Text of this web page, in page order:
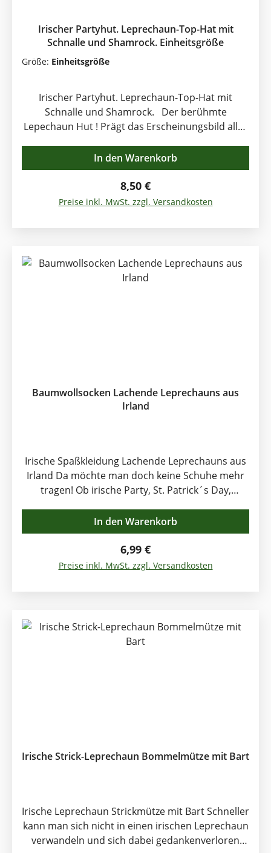
Irischer Partyhut. Leprechaun-Top-Hat mit
Schnalle und Shamrock. Einheitsgröße
Größe: Einheitsgröße
Irischer Partyhut. Leprechaun-Top-Hat mit
Schnalle und Shamrock. Der berühmte
Lepechaun Hut ! Prägt das Erscheinungsbild aller
Nachbildung der Kopfbedeckung des
Feenschusters Leprechaun ( Kobold ) aus der
irischen Mythologie. Der Kobold ist als Spaßvogel
bekannt und weiß außerdem den Weg zum
Kleeblatt-Gesicht. Einheitsgröße.
Regulärer Preis:
8,50 €
Preise inkl. MwSt. zzgl. Versandkosten
In den Warenkorb
Baumwollsocken Lachende Leprechauns aus
Irland
Irische Spaßkleidung Lachende Leprechauns aus
Irland Da möchte man doch keine Schuhe mehr
tragen! Ob irische Party, St. Patrick´s Day,
diesen fröhlichen Leprechaun Socken mit
IRELAND Schriftzug am Bündchen ist gute Laune
vorprogrammiert. Einheitsgröße. Diese Socken
sind ebenfalls ein wunderbares Geschenk für
Regulärer Preis:
6,99 €
Preise inkl. MwSt. zzgl. Versandkosten
In den Warenkorb
Irische Strick-Leprechaun Bommelmütze mit Bart
Irische Leprechaun Strickmütze mit Bart Schneller
kann man sich nicht in einen irischen Leprechaun
verwandeln und sich dabei gedankenverloren